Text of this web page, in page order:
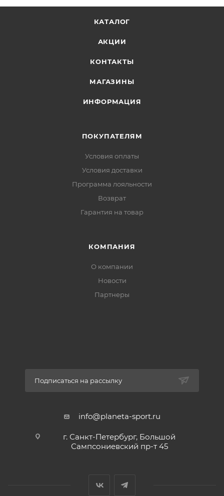
КАТАЛОГ
АКЦИИ
КОНТАКТЫ
МАГАЗИНЫ
ИНФОРМАЦИЯ
ПОКУПАТЕЛЯМ
Условия оплаты
Условия доставки
Программа лояльности
Возврат
Гарантия на товар
КОМПАНИЯ
О компании
Новости
Партнеры
Подписаться на рассылку
info@planeta-sport.ru
г. Санкт-Петербург, Большой
Сампсониевский пр-т 45